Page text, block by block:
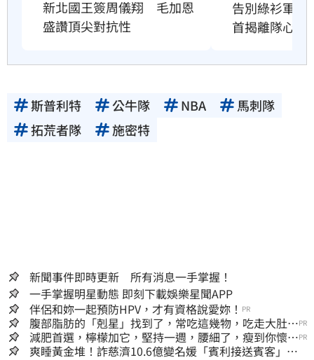
新北國王簽周儀翔　毛加恩
盛讚頂尖對抗性
告別綠衫軍十
首揭離隊心聲
斯普利特 公牛隊 NBA
馬刺隊
拓荒者隊
施密特
新聞事件即時更新 所有消息一手掌握！
一手掌握明星動態 即刻下載娛樂星聞APP
伴侶和妳一起預防HPV，才有資格說愛妳！ PR
腹部脂肪的「剋星」找到了，常吃這幾物，吃走大肚
囊，瘦出小蠻腰
PR
減肥首選，檸檬加它，堅持一週，腰細了，瘦到你懷疑
人生
PR
爽睡黃金堆！詐慈濟10.6億變名媛「賓利接送賓客」女